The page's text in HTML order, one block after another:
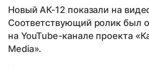
Новый АК-12 показали на
Соответствующий ролик был
на YouTube-канале проекта
Media».